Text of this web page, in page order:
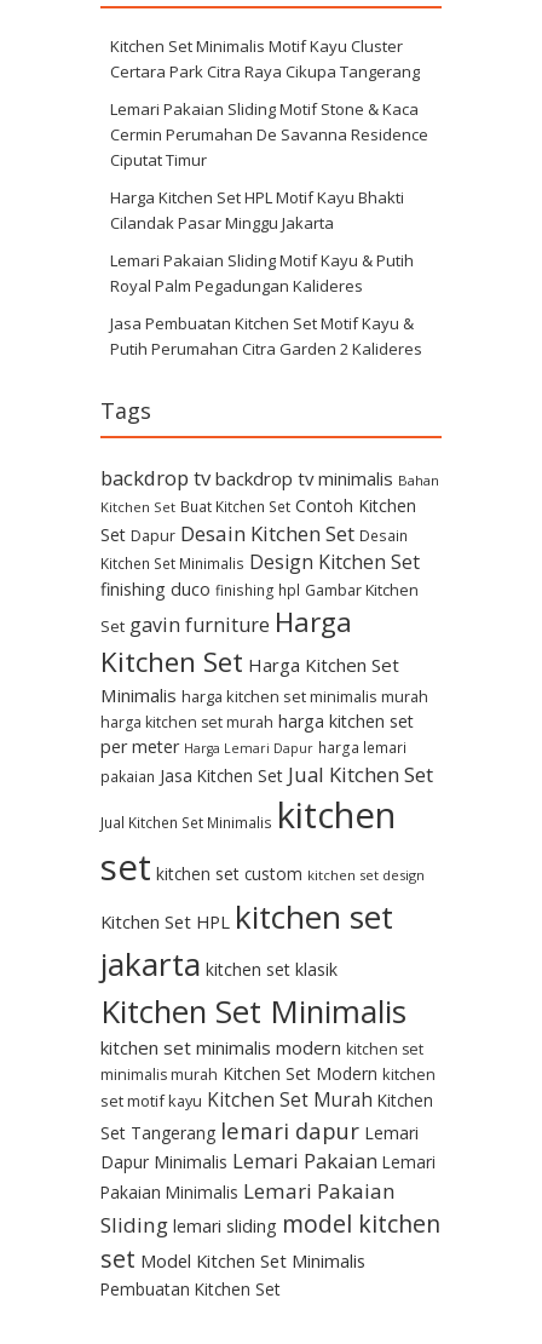
Kitchen Set Minimalis Motif Kayu Cluster
Certara Park Citra Raya Cikupa Tangerang
Lemari Pakaian Sliding Motif Stone & Kaca
Cermin Perumahan De Savanna Residence
Ciputat Timur
Harga Kitchen Set HPL Motif Kayu Bhakti
Cilandak Pasar Minggu Jakarta
Lemari Pakaian Sliding Motif Kayu & Putih
Royal Palm Pegadungan Kalideres
Jasa Pembuatan Kitchen Set Motif Kayu &
Putih Perumahan Citra Garden 2 Kalideres
Tags
backdrop tv backdrop tv minimalis Bahan
Kitchen Set Buat Kitchen Set Contoh Kitchen
Set Dapur Desain Kitchen Set Desain
Kitchen Set Minimalis Design Kitchen Set
finishing duco finishing hpl Gambar Kitchen
Set gavin furniture Harga
Kitchen Set Harga Kitchen Set
Minimalis harga kitchen set minimalis murah
harga kitchen set murah harga kitchen set
per meter Harga Lemari Dapur harga lemari
pakaian Jasa Kitchen Set Jual Kitchen Set
Jual Kitchen Set Minimalis kitchen
set kitchen set custom kitchen set design
Kitchen Set HPL kitchen set
jakarta kitchen set klasik
Kitchen Set Minimalis
kitchen set minimalis modern kitchen set
minimalis murah Kitchen Set Modern kitchen
set motif kayu Kitchen Set Murah Kitchen
Set Tangerang lemari dapur Lemari
Dapur Minimalis Lemari Pakaian Lemari
Pakaian Minimalis Lemari Pakaian
Sliding lemari sliding model kitchen
set Model Kitchen Set Minimalis
Pembuatan Kitchen Set